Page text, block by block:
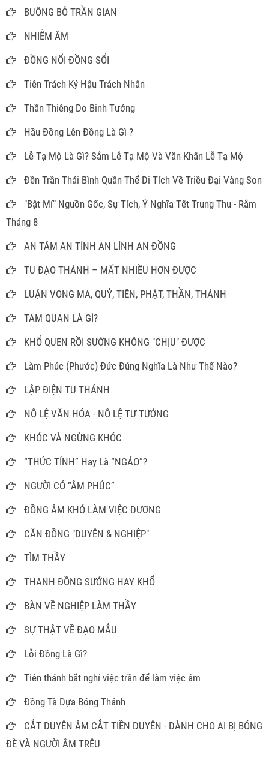
BUÔNG BỎ TRẦN GIAN
NHIỄM ÂM
ĐỒNG NỔI ĐỒNG SỔI
Tiên Trách Kỷ Hậu Trách Nhân
Thần Thiêng Do Binh Tướng
Hầu Đồng Lên Đồng Là Gì ?
Lễ Tạ Mộ Là Gì? Sắm Lễ Tạ Mộ Và Văn Khấn Lễ Tạ Mộ
Đền Trần Thái Bình Quần Thể Di Tích Về Triều Đại Vàng Son
"Bật Mí" Nguồn Gốc, Sự Tích, Ý Nghĩa Tết Trung Thu - Rằm
Tháng 8
AN TÂM AN TÍNH AN LÍNH AN ĐỒNG
TU ĐẠO THÁNH – MẤT NHIỀU HƠN ĐƯỢC
LUẬN VONG MA, QUỶ, TIÊN, PHẬT, THẦN, THÁNH
TAM QUAN LÀ GÌ?
KHỔ QUEN RỒI SƯỚNG KHÔNG "CHỊU" ĐƯỢC
Làm Phúc (Phước) Đức Đúng Nghĩa Là Như Thế Nào?
LẬP ĐIỆN TU THÁNH
NÔ LỆ VĂN HÓA - NÔ LỆ TƯ TƯỞNG
KHÓC VÀ NGỪNG KHÓC
“THỨC TỈNH” Hay Là “NGÁO”?
NGƯỜI CÓ “ÂM PHÚC”
ĐỒNG ÂM KHÓ LÀM VIỆC DƯƠNG
CĂN ĐỒNG "DUYÊN & NGHIỆP"
TÌM THẦY
THANH ĐỒNG SƯỚNG HAY KHỔ
BÀN VỀ NGHIỆP LÀM THẦY
SỰ THẬT VỀ ĐẠO MẪU
Lỗi Đồng Là Gì?
Tiên thánh bắt nghỉ việc trần để làm việc âm
Đồng Tà Dựa Bóng Thánh
CẮT DUYÊN ÂM CẮT TIỀN DUYÊN - DÀNH CHO AI BỊ BÓNG
ĐÈ VÀ NGƯỜI ÂM TRÊU